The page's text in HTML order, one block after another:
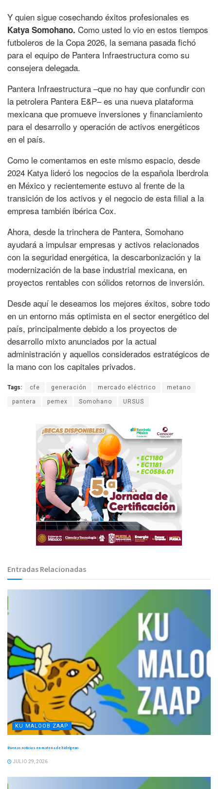
Y quien sigue cosechando éxitos profesionales es
Katya Somohano. Como usted lo vio en estos tiempos
futboleros de la Copa 2026, la semana pasada fichó
para el equipo de Pantera Infraestructura como su
consejera delegada.
Pantera Infraestructura –que no hay que confundir con
la petrolera Pantera E&P– es una nueva plataforma
mexicana que promueve inversiones y financiamiento
para el desarrollo y operación de activos energéticos
en el país.
Como le comentamos en este mismo espacio, desde
2024 Katya lideró los negocios de la española Iberdrola
en México y recientemente estuvo al frente de la
transición de los activos y el negocio de esta filial a la
empresa también ibérica Cox.
Ahora, desde la trinchera de Pantera, Somohano
ayudará a impulsar empresas y activos relacionados
con la seguridad energética, la descarbonización y la
modernización de la base industrial mexicana, en
proyectos rentables con sólidos retornos de inversión.
Desde aquí le deseamos los mejores éxitos, sobre todo
en un entorno más optimista en el sector energético del
país, principalmente debido a los proyectos de
desarrollo mixto anunciados por la actual
administración y aquellos considerados estratégicos de
la mano con los capitales privados.
Tags: cfe generación mercado eléctrico metano
pantera pemex Somohano URSUS
Entradas Relacionadas
KU MALOOB ZAAP
Buenas noticias en materia de hidrógeno
JULIO 29, 2026